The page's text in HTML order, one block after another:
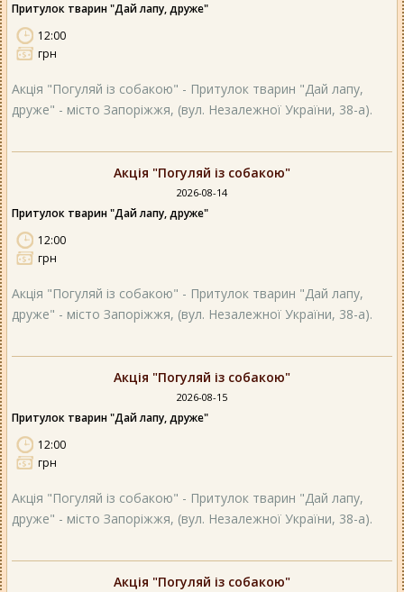
Притулок тварин "Дай лапу, друже"
12:00
грн
Акція "Погуляй із собакою" - Притулок тварин "Дай лапу,
друже" - місто Запоріжжя, (вул. Незалежної України, 38-а).
Акція "Погуляй із собакою"
2026-08-14
Притулок тварин "Дай лапу, друже"
12:00
грн
Акція "Погуляй із собакою" - Притулок тварин "Дай лапу,
друже" - місто Запоріжжя, (вул. Незалежної України, 38-а).
Акція "Погуляй із собакою"
2026-08-15
Притулок тварин "Дай лапу, друже"
12:00
грн
Акція "Погуляй із собакою" - Притулок тварин "Дай лапу,
друже" - місто Запоріжжя, (вул. Незалежної України, 38-а).
Акція "Погуляй із собакою"